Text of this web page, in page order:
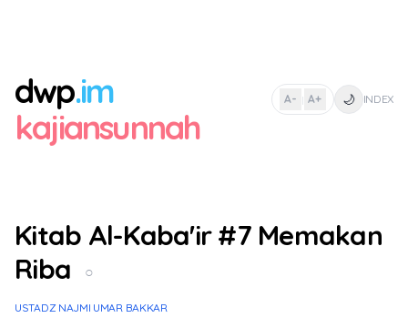
dwp.im
kajiansunnah
A- | A+ 🌙 INDEX
Kitab Al-Kaba'ir #7 Memakan
Riba
○
USTADZ NAJMI UMAR BAKKAR